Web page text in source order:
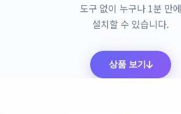
도구 없이 누구나 1분 만에
설치할 수 있습니다.
상품 보기